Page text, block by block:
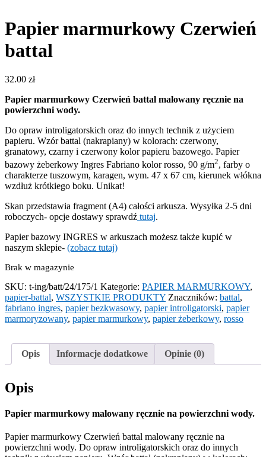
Papier marmurkowy Czerwień
battal
32.00 zł
Papier marmurkowy Czerwień battal malowany ręcznie na
powierzchni wody.
Do opraw introligatorskich oraz do innych technik z użyciem
papieru. Wzór battal (nakrapiany) w kolorach: czerwony,
granatowy, czarny i czerwony kolor papieru bazowego. Papier
bazowy żeberkowy Ingres Fabriano kolor rosso, 90 g/m2, farby o
charakterze tuszowym, karagen, wym. 47 x 67 cm, kierunek włókna
wzdłuż krótkiego boku. Unikat!
Skan przedstawia fragment (A4) całości arkusza. Wysyłka 2-5 dni
roboczych- opcje dostawy sprawdź tutaj.
Papier bazowy INGRES w arkuszach możesz także kupić w
naszym sklepie- (zobacz tutaj)
Brak w magazynie
SKU: t-ing/batt/24/175/1 Kategorie: PAPIER MARMURKOWY,
papier-battal, WSZYSTKIE PRODUKTY Znaczników: battal,
fabriano ingres, papier bezkwasowy, papier introligatorski, papier
marmoryzowany, papier marmurkowy, papier żeberkowy, rosso
Opis Informacje dodatkowe Opinie (0)
Opis
Papier marmurkowy malowany ręcznie na powierzchni wody.
Papier marmurkowy Czerwień battal malowany ręcznie na
powierzchni wody. Do opraw introligatorskich oraz do innych